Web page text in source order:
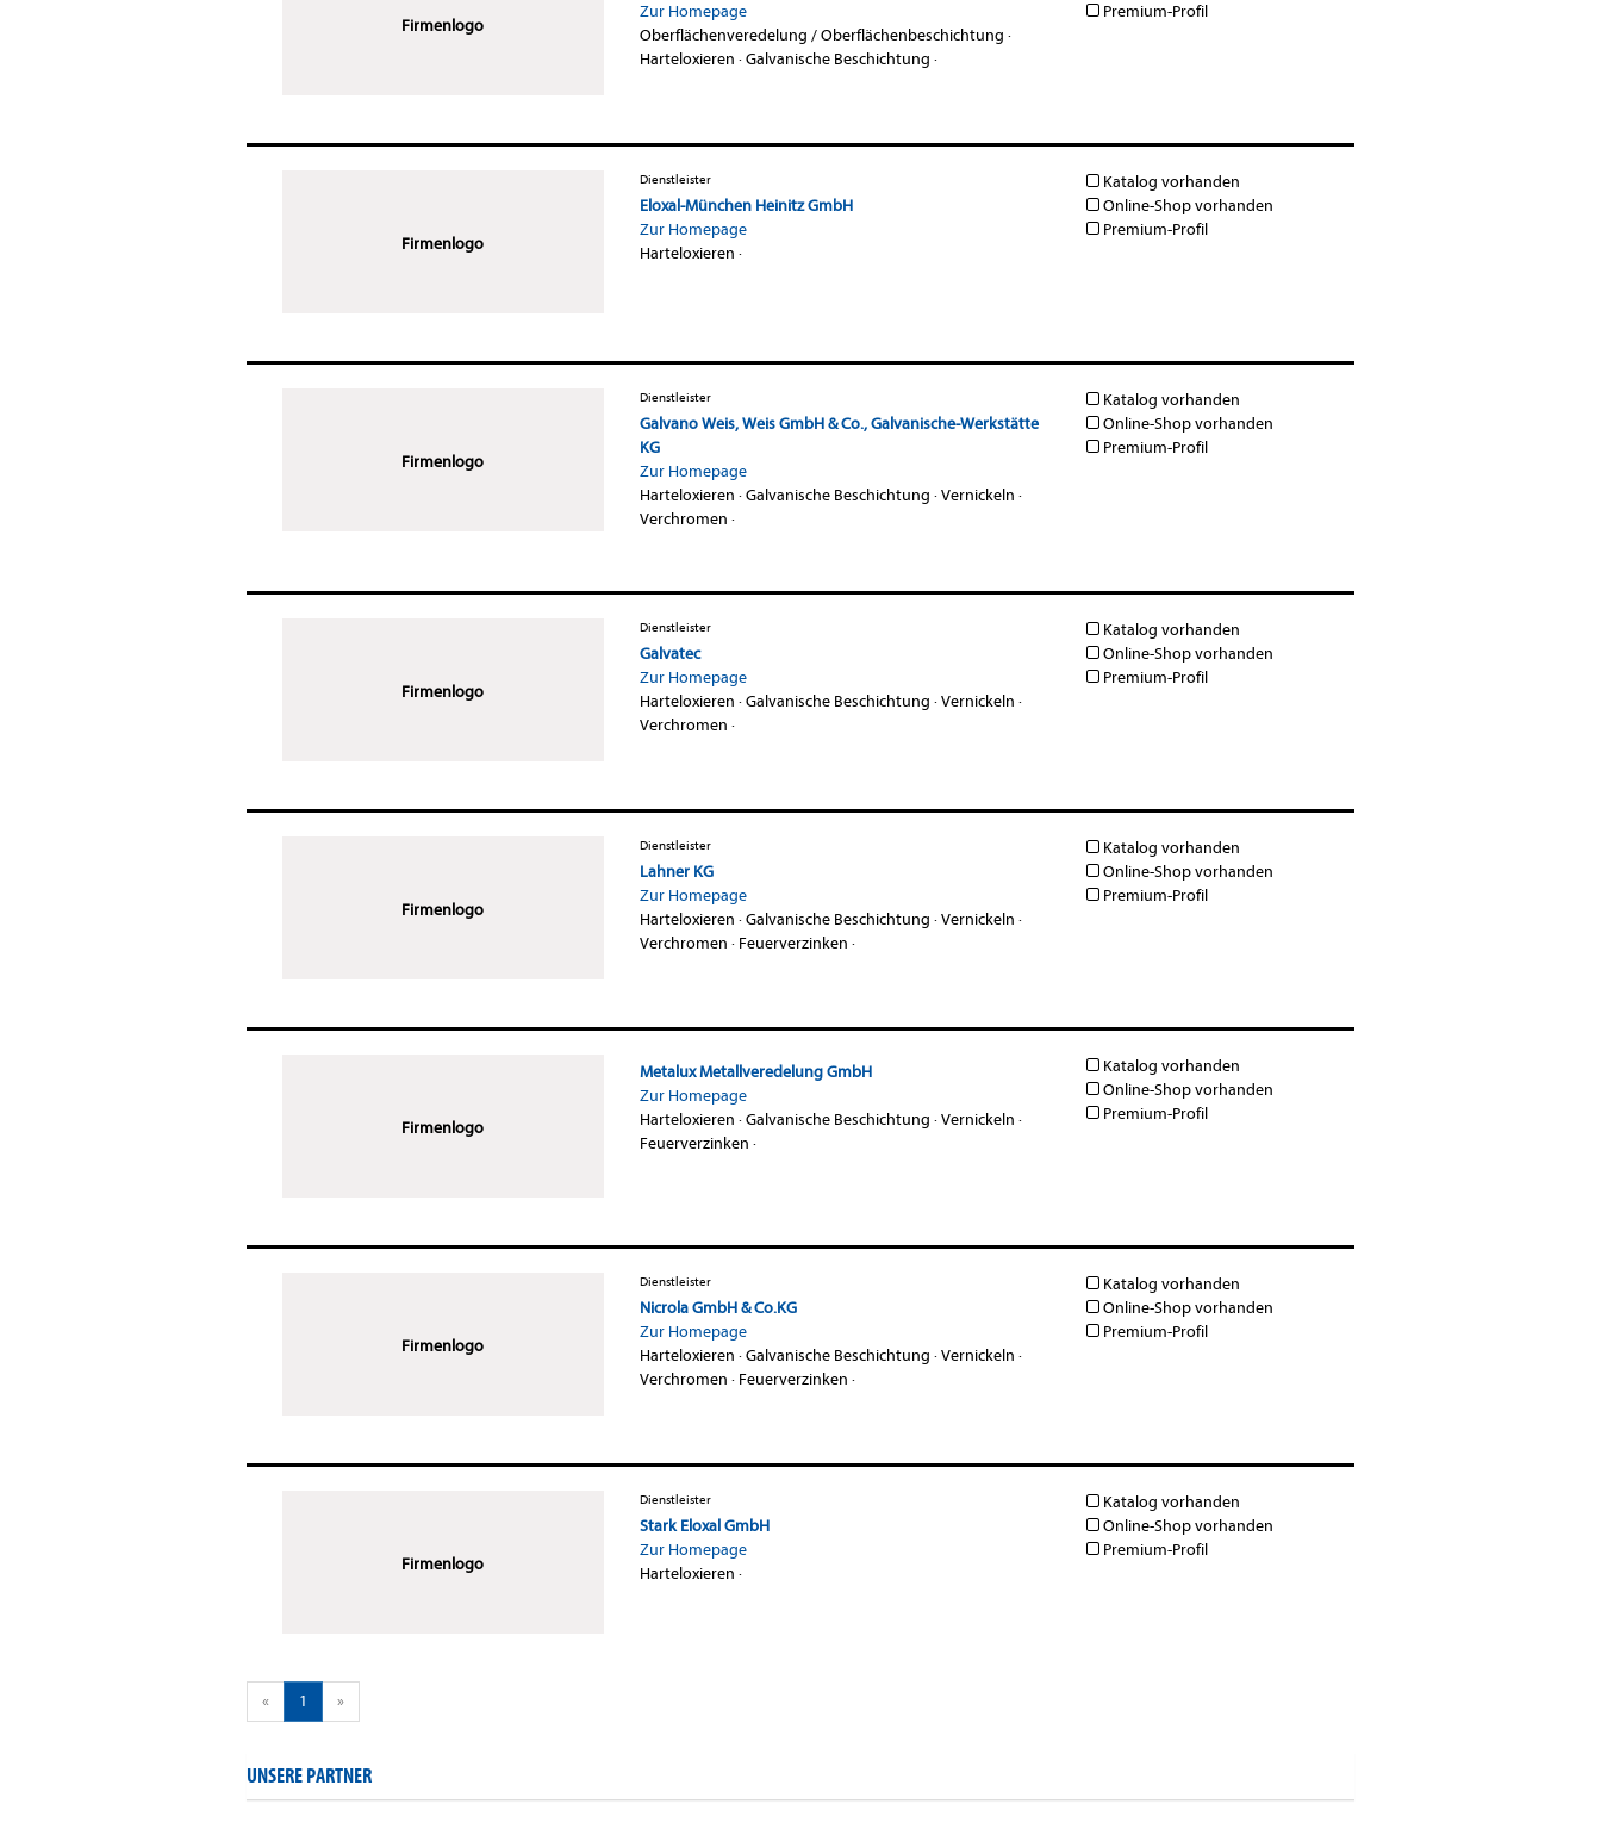
Firmenlogo
Zur Homepage
Oberflächenveredelung / Oberflächenbeschichtung ·
Harteloxieren ·Galvanische Beschichtung ·
Premium-Profil
Firmenlogo
Dienstleister
Eloxal-München Heinitz GmbH
Zur Homepage
Harteloxieren ·
Katalog vorhanden
Online-Shop vorhanden
Premium-Profil
Firmenlogo
Dienstleister
Galvano Weis, Weis GmbH & Co., Galvanische-Werkstätte
KG
Zur Homepage
Harteloxieren ·Galvanische Beschichtung ·Vernickeln ·
Verchromen ·
Katalog vorhanden
Online-Shop vorhanden
Premium-Profil
Firmenlogo
Dienstleister
Galvatec
Zur Homepage
Harteloxieren ·Galvanische Beschichtung ·Vernickeln ·
Verchromen ·
Katalog vorhanden
Online-Shop vorhanden
Premium-Profil
Firmenlogo
Dienstleister
Lahner KG
Zur Homepage
Harteloxieren ·Galvanische Beschichtung ·Vernickeln ·
Verchromen · Feuerverzinken ·
Katalog vorhanden
Online-Shop vorhanden
Premium-Profil
Firmenlogo
Metalux Metallveredelung GmbH
Zur Homepage
Harteloxieren ·Galvanische Beschichtung ·Vernickeln ·
Feuerverzinken ·
Katalog vorhanden
Online-Shop vorhanden
Premium-Profil
Firmenlogo
Dienstleister
Nicrola GmbH & Co.KG
Zur Homepage
Harteloxieren ·Galvanische Beschichtung ·Vernickeln ·
Verchromen · Feuerverzinken ·
Katalog vorhanden
Online-Shop vorhanden
Premium-Profil
Firmenlogo
Dienstleister
Stark Eloxal GmbH
Zur Homepage
Harteloxieren ·
Katalog vorhanden
Online-Shop vorhanden
Premium-Profil
« 1 »
UNSERE PARTNER